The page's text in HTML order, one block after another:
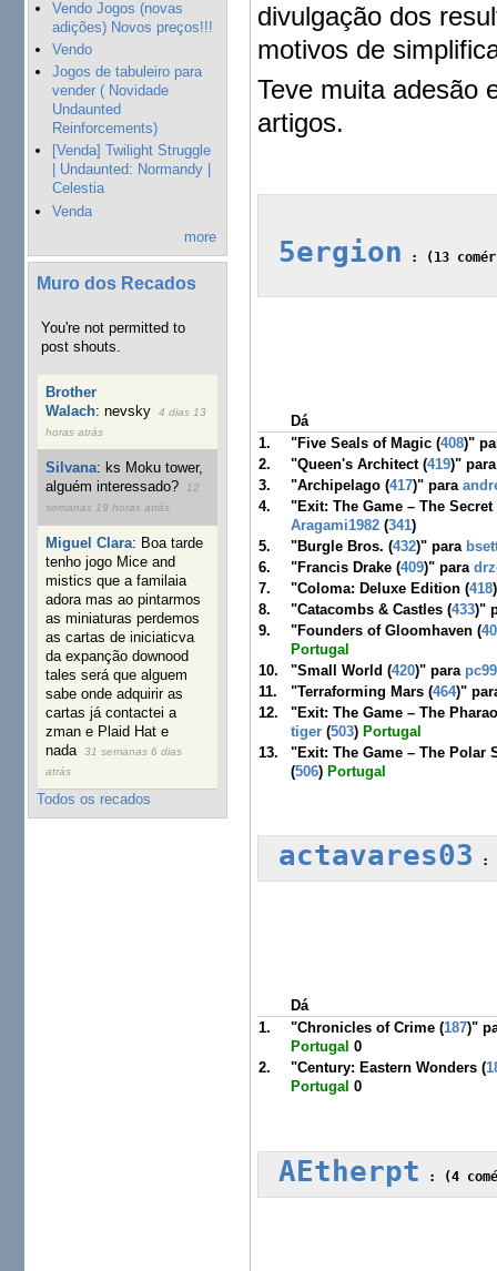
Vendo Jogos (novas
adições) Novos preços!!!
Vendo
Jogos de tabuleiro para
vender ( Novidade
Undaunted
Reinforcements)
[Venda] Twilight Struggle
| Undaunted: Normandy |
Celestia
Venda
more
Muro dos Recados
You're not permitted to
post shouts.
Brother
Walach:nevsky
4 dias 13
horas atrás
Silvana: ks Moku tower,
alguém interessado?
12
semanas 19 horas atrás
Miguel Clara: Boa tarde
tenho jogo Mice and
mistics que a familaia
adora mas ao pintarmos
as miniaturas perdemos
as cartas de iniciaticva
da expanção downood
tales será que alguem
sabe onde adquirir as
cartas já contactei a
zman e Plaid Hat e
nada
31 semanas 6 dias
atrás
Todos os recados
divulgação dos
motivos de
Teve muita adesão
artigos.
5ergion : (13
Dá
1.
"Five Seals of Magic (408)"
2.
"Queen's Architect (419)"
3.
"Archipelago (417)" para
4.
"Exit: The Game – The Secret
Aragami1982 (341)
5.
"Burgle Bros. (432)" para
6.
"Francis Drake (409)" para
7.
"Coloma: Deluxe Edition (418
8.
"Catacombs & Castles (433)"
9.
"Founders of Gloomhaven (
Portugal
10.
"Small World (420)" para
11.
"Terraforming Mars (464)"
12.
"Exit: The Game – The
tiger (503) Portugal
13.
"Exit: The Game – The Polar
(506) Portugal
actavares03 :
Dá
1.
"Chronicles of Crime (187)"
Portugal 0
2.
"Century: Eastern Wonders (
Portugal 0
AEtherpt :